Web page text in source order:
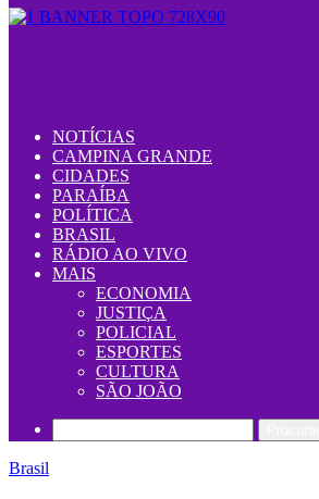
NOTÍCIAS
CAMPINA GRANDE
CIDADES
PARAÍBA
POLÍTICA
BRASIL
RÁDIO AO VIVO
MAIS
ECONOMIA
JUSTIÇA
POLICIAL
ESPORTES
CULTURA
SÃO JOÃO
Brasil